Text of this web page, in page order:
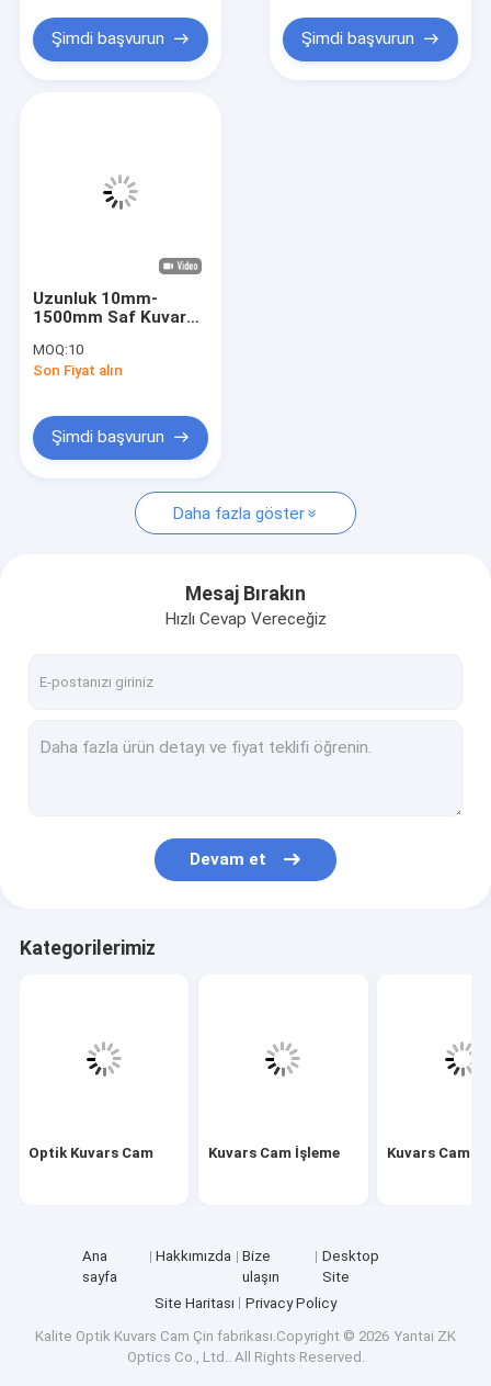
Kuvars Kılcal Tüp
Silikon Dioksit Püskürtme Hedefi
Kuvars Aparatı
Kuvars Cam Tabak
Özel Cam Parçaları
Optik Üretim Ekipmanları
Mobil Cam Kapak Yapma Makinesi
Şimdi başvurun Şimdi başvurun
Uzunluk 10mm-
1500mm Saf Kuvars
Mühürlü Yuvarlak
MOQ:10
Son Fiyat alın
Şimdi başvurun
Daha fazla göster
Mesaj Bırakın
Hızlı Cevap Vereceğiz
Devam et
Kategorilerimiz
Optik Kuvars Cam Kuvars Cam İşleme Kuvars Cam
Ana
sayfa
Hakkımızda
Bize
ulaşın
Desktop
Site
Site Haritası
Privacy Policy
Kalite Optik Kuvars Cam Çin fabrikası.Copyright © 2026 Yantai ZK
Optics Co., Ltd.. All Rights Reserved.